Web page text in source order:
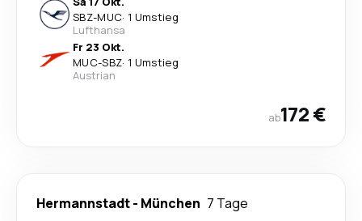
SBZ-MUC· 1 Umstieg
Lufthansa
Fr 23 Okt.
MUC-SBZ· 1 Umstieg
Austrian
ab172 €
Hermannstadt- München 7 Tage